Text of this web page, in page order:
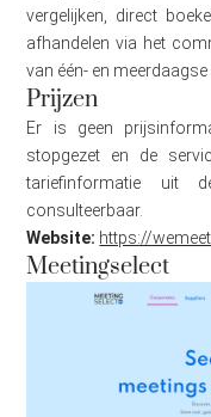
vergelijken, direct
afhandelen via het
van één- en
Prijzen
Er is geen
stopgezet en de
tariefinformatie uit
consulteerbaar.
Website: https://
Meetingselect